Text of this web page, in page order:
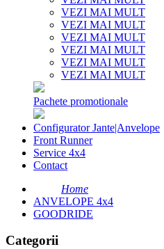
VEZI MAI MULT
VEZI MAI MULT
VEZI MAI MULT
VEZI MAI MULT
VEZI MAI MULT
VEZI MAI MULT
Pachete promotionale
Configurator Jante|Anvelope
Front Runner
Service 4x4
Contact
Home
ANVELOPE 4x4
GOODRIDE
Categorii